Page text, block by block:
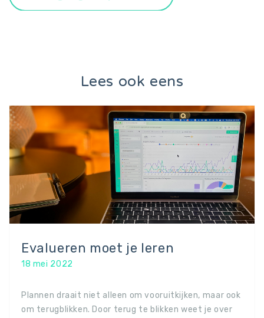
Lees ook eens
Evalueren moet je leren
18 mei 2022
Plannen draait niet alleen om vooruitkijken, maar ook
om terugblikken. Door terug te blikken weet je over